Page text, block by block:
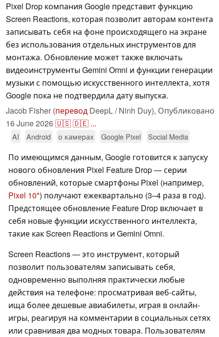
Pixel Drop компания Google представит функцию
Screen Reactions, которая позволит авторам контента
записывать себя на фоне происходящего на экране
без использования отдельных инструментов для
монтажа. Обновление может также включать
видеоинструменты Gemini Omni и функции генерации
музыки с помощью искусственного интеллекта, хотя
Google пока не подтвердила дату выпуска.
Jacob Fisher (перевод DeepL / Ninh Duy), Опубликовано
16 June 2026🇺🇸🇩🇪 ...
AI Android о камерах Google Pixel Social Media
По имеющимся данным, Google готовится к запуску
нового обновления Pixel Feature Drop — серии
обновлений, которые смартфоны Pixel (например,
Pixel 10 ) получают ежеквартально (3–4 раза в год).
Предстоящее обновление Feature Drop включает в
себя новые функции искусственного интеллекта,
такие как Screen Reactions и Gemini Omni.
Screen Reactions — это инструмент, который
позволит пользователям записывать себя,
одновременно выполняя практически любые
действия на телефоне: просматривая веб-сайты,
ища более дешевые авиабилеты, играя в онлайн-
игры, реагируя на комментарии в социальных сетях
или сравнивая два модных товара. Пользователям